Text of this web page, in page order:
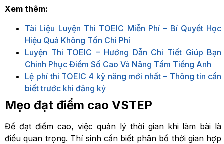
Xem thêm:
Tài Liệu Luyện Thi TOEIC Miễn Phí – Bí Quyết Học
Hiệu Quả Không Tốn Chi Phí
Luyện Thi TOEIC – Hướng Dẫn Chi Tiết Giúp Bạn
Chinh Phục Điểm Số Cao Và Nâng Tầm Tiếng Anh
Lệ phí thi TOEIC 4 kỹ năng mới nhất – Thông tin cần
biết trước khi đăng ký
Mẹo đạt điểm cao VSTEP
Để đạt điểm cao, việc quản lý thời gian khi làm bài là
điều quan trọng. Thí sinh cần biết phân bổ thời gian hợp